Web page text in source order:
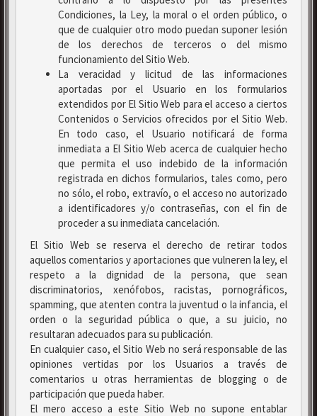
Condiciones, la Ley, la moral o el orden público, o
que de cualquier otro modo puedan suponer lesión
de los derechos de terceros o del mismo
funcionamiento del Sitio Web.
La veracidad y licitud de las informaciones
aportadas por el Usuario en los formularios
extendidos por El Sitio Web para el acceso a ciertos
Contenidos o Servicios ofrecidos por el Sitio Web.
En todo caso, el Usuario notificará de forma
inmediata a El Sitio Web acerca de cualquier hecho
que permita el uso indebido de la información
registrada en dichos formularios, tales como, pero
no sólo, el robo, extravío, o el acceso no autorizado
a identificadores y/o contraseñas, con el fin de
proceder a su inmediata cancelación.
El Sitio Web se reserva el derecho de retirar todos
aquellos comentarios y aportaciones que vulneren la ley, el
respeto a la dignidad de la persona, que sean
discriminatorios, xenófobos, racistas, pornográficos,
spamming, que atenten contra la juventud o la infancia, el
orden o la seguridad pública o que, a su juicio, no
resultaran adecuados para su publicación.
En cualquier caso, el Sitio Web no será responsable de las
opiniones vertidas por los Usuarios a través de
comentarios u otras herramientas de blogging o de
participación que pueda haber.
El mero acceso a este Sitio Web no supone entablar